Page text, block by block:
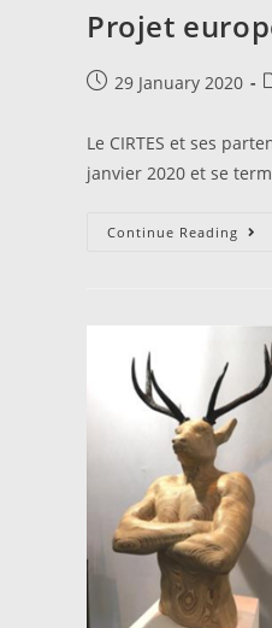
Projet
29 January 2020
Le CIRTES et ses
janvier 2020 et se
Continue Reading